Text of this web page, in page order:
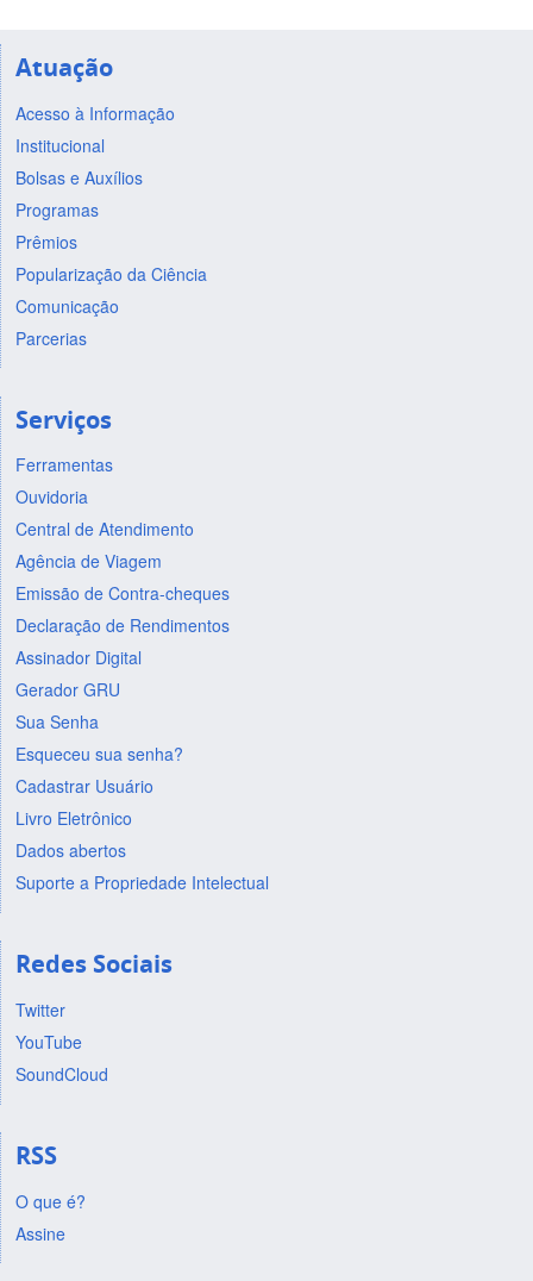
Atuação
Acesso à Informação
Institucional
Bolsas e Auxílios
Programas
Prêmios
Popularização da Ciência
Comunicação
Parcerias
Serviços
Ferramentas
Ouvidoria
Central de Atendimento
Agência de Viagem
Emissão de Contra-cheques
Declaração de Rendimentos
Assinador Digital
Gerador GRU
Sua Senha
Esqueceu sua senha?
Cadastrar Usuário
Livro Eletrônico
Dados abertos
Suporte a Propriedade Intelectual
Redes Sociais
Twitter
YouTube
SoundCloud
RSS
O que é?
Assine